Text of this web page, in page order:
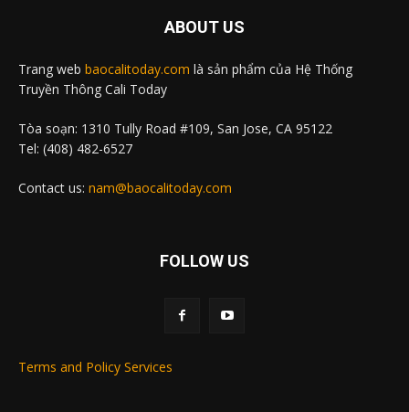
ABOUT US
Trang web baocalitoday.com là sản phẩm của Hệ Thống
Truyền Thông Cali Today
Tòa soạn: 1310 Tully Road #109, San Jose, CA 95122
Tel: (408) 482-6527
Contact us: nam@baocalitoday.com
FOLLOW US
Terms and Policy Services